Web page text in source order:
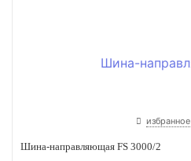
избранное
Шина-направляющая FS 3000/2